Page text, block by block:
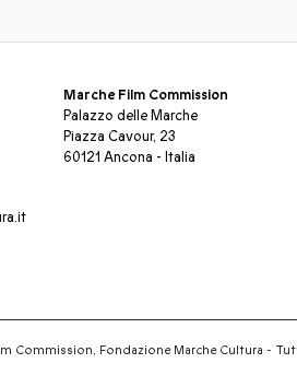
Marche Film Commission
Palazzo delle Marche
Piazza Cavour, 23
60121 Ancona - Italia
Commission, Fondazione Marche Cultura -